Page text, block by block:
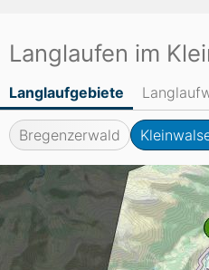
Langlaufen im
Langlaufgebiete
Bregenzerwald